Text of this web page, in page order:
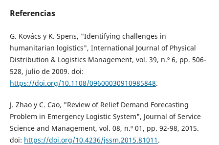
Referencias
G. Kovács y K. Spens, "Identifying challenges in
humanitarian logistics", International Journal of Physical
Distribution & Logistics Management, vol. 39, n.º 6, pp. 506-
528, julio de 2009. doi:
https://doi.org/10.1108/09600030910985848.
J. Zhao y C. Cao, "Review of Relief Demand Forecasting
Problem in Emergency Logistic System", Journal of Service
Science and Management, vol. 08, n.º 01, pp. 92-98, 2015.
doi: https://doi.org/10.4236/jssm.2015.81011 .